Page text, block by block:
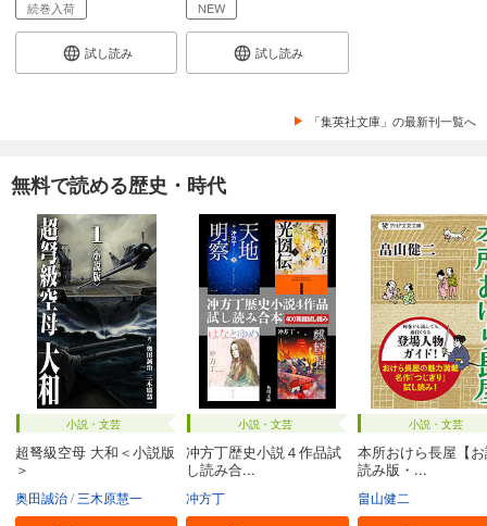
続巻入荷
試し読み
NEW
試し読み
「集英社文庫」の最新刊一覧へ
無料で読める歴史・時代
小説・文芸
超弩級空母 大和＜小説版
＞
奥田誠治 三木原慧一
小説・文芸
冲方丁歴史小説４作品試
し読み合...
冲方丁
小説・文芸
本所おけら長屋【
読み版・...
畠山健二